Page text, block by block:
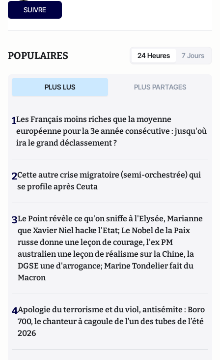
SUIVRE
POPULAIRES 24 Heures 7 Jours
PLUS LUS PLUS PARTAGES
1Les Français moins riches que la moyenne
européenne pour la 3e année consécutive : jusqu'où
ira le grand déclassement ?
2Cette autre crise migratoire (semi-orchestrée) qui
se profile après Ceuta
3Le Point révèle ce qu'on sniffe à l'Elysée, Marianne
que Xavier Niel hacke l'Etat; Le Nobel de la Paix
russe donne une leçon de courage, l'ex PM
australien une leçon de réalisme sur la Chine, la
DGSE une d'arrogance; Marine Tondelier fait du
Macron
4Apologie du terrorisme et du viol, antisémite : Boro
700, le chanteur à cagoule de l’un des tubes de l’été
2026